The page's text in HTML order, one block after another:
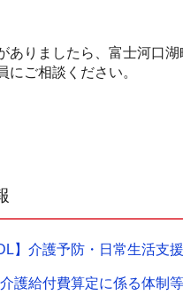
りましたら、富士河口湖
ご相談ください。
】介護予防・日常生活支
介護給付費算定に係る体制